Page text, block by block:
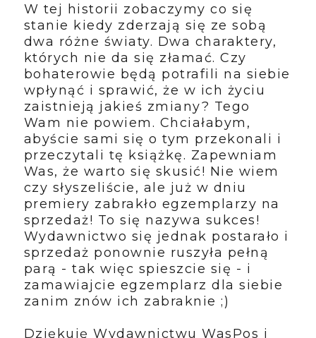
W tej historii zobaczymy co się
stanie kiedy zderzają się ze sobą
dwa różne światy. Dwa charaktery,
których nie da się złamać. Czy
bohaterowie będą potrafili na siebie
wpłynąć i sprawić, że w ich życiu
zaistnieją jakieś zmiany? Tego
Wam nie powiem. Chciałabym,
abyście sami się o tym przekonali i
przeczytali tę książkę. Zapewniam
Was, że warto się skusić! Nie wiem
czy słyszeliście, ale już w dniu
premiery zabrakło egzemplarzy na
sprzedaż! To się nazywa sukces!
Wydawnictwo się jednak postarało i
sprzedaż ponownie ruszyła pełną
parą - tak więc spieszcie się - i
zamawiajcie egzemplarz dla siebie
zanim znów ich zabraknie ;)
Dziękuję Wydawnictwu WasPos i